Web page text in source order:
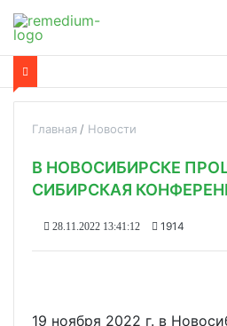
Главная Новости
В НОВОСИБИРСКЕ
СИБИРСКАЯ
28.11.2022 13:41:12 1914
19 ноября 2022 г. в